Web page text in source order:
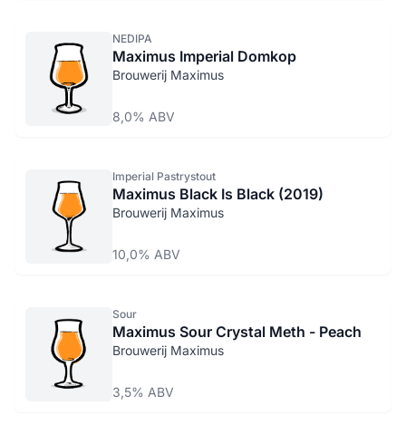
NEDIPA
Maximus Imperial Domkop
Brouwerij Maximus
8,0% ABV
Imperial Pastrystout
Maximus Black Is Black (2019)
Brouwerij Maximus
10,0% ABV
Sour
Maximus Sour Crystal Meth - Peach
Brouwerij Maximus
3,5% ABV